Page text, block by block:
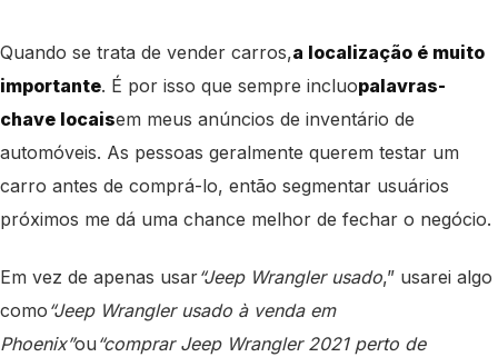
Quando se trata de vender carros,a localização é muito
importante. É por isso que sempre incluopalavras-
chave locaisem meus anúncios de inventário de
automóveis. As pessoas geralmente querem testar um
carro antes de comprá-lo, então segmentar usuários
próximos me dá uma chance melhor de fechar o negócio.
Em vez de apenas usar“Jeep Wrangler usado,” usarei algo
como “Jeep Wrangler usado à venda em
Phoenix”ou “comprar Jeep Wrangler 2021 perto de